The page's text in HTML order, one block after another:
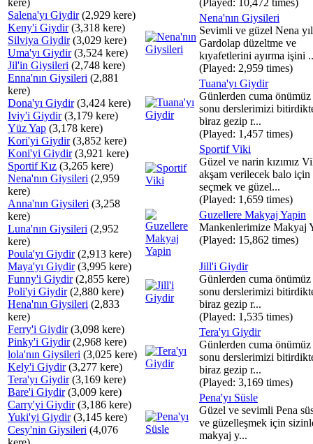
kere)
Salena'yı Giydir(2,929 kere)
Keny'i Giydir(3,318 kere)
Silviya Giydir(3,029 kere)
Uma'yı Giydir(3,524 kere)
Jil'in Giysileri (2,748 kere)
Enna'nın Giysileri (2,881
kere)
Dona'yı Giydir(3,424 kere)
Iviy'i Giydir(3,179 kere)
Yüz Yap (3,178 kere)
Kori'yi Giydir(3,852 kere)
Koni'yi Giydir(3,921 kere)
Sportif Kız (3,265 kere)
Nena'nın Giysileri (2,959
kere)
Anna'nın Giysileri (3,258
kere)
Luna'nın Giysileri (2,952
kere)
Poula'yı Giydir(2,913 kere)
Maya'yı Giydir(3,995 kere)
Funny'i Giydir(2,855 kere)
Poli'yi Giydir(2,880 kere)
Hena'nın Giysileri (2,833
kere)
Ferry'i Giydir(3,098 kere)
Pinky'i Giydir(2,968 kere)
lola'nın Giysileri (3,025 kere)
Kely'i Giydir(3,277 kere)
Tera'yı Giydir(3,169 kere)
Bare'i Giydir(3,009 kere)
Carry'yi Giydir(3,186 kere)
Yuki'yi Giydir(3,145 kere)
Cesy'nin Giysileri (4,076
(Played: 10,472 times)
Nena'nın Giysileri
Sevimli ve güzel Nena
Gardolap düzeltme ve
kıyafetlerini ayırma işini
(Played: 2,959 times)
Tuana'yı Giydir
Günlerden cuma önümüz
sonu derslerimizi
biraz gezip r...
(Played: 1,457 times)
Sportif Viki
Güzel ve narin kızımız
akşam verilecek balo için
seçmek ve güzel...
(Played: 1,659 times)
Guzellere Makyaj Yapin
Mankenlerimize Makyaj
(Played: 15,862 times)
Jill'i Giydir
Günlerden cuma önümüz
sonu derslerimizi
biraz gezip r...
(Played: 1,535 times)
Tera'yı Giydir
Günlerden cuma önümüz
sonu derslerimizi
biraz gezip r...
(Played: 3,169 times)
Pena'yı Süsle
Güzel ve sevimli Pena
ve güzelleşmek için
makyaj y...